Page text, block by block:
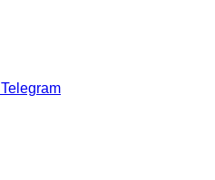
Telegram